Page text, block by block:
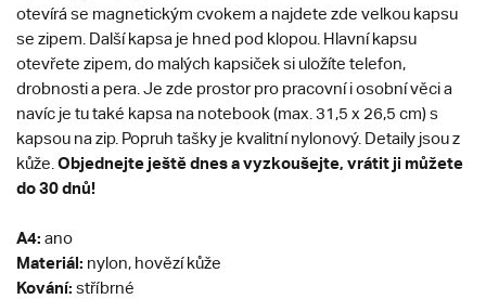
otevírá se magnetickým cvokem a najdete zde velkou kapsu
se zipem. Další kapsa je hned pod klopou. Hlavní kapsu
otevřete zipem, do malých kapsiček si uložíte telefon,
drobnosti a pera. Je zde prostor pro pracovní i osobní věci a
navíc je tu také kapsa na notebook (max. 31,5 x 26,5 cm) s
kapsou na zip. Popruh tašky je kvalitní nylonový. Detaily jsou z
kůže. Objednejte ještě dnes a vyzkoušejte, vrátit ji můžete
do 30 dnů!
A4: ano
Materiál: nylon, hovězí kůže
Kování: stříbrné